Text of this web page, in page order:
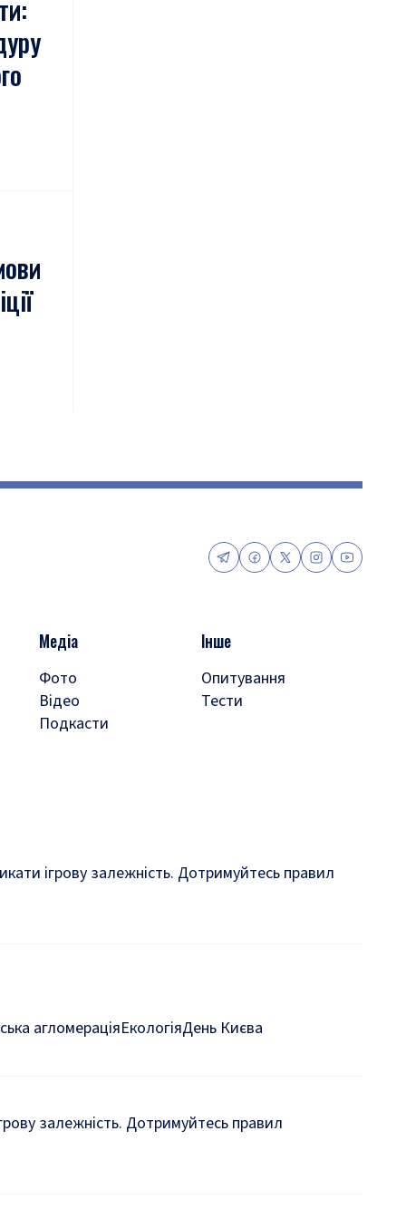
Медіа
Фото
Відео
Подкасти
Інше
Опитування
Тести
ігрову залежність. Дотримуйтесь правил
агломераціяЕкологіяДень Києва
залежність. Дотримуйтесь правил